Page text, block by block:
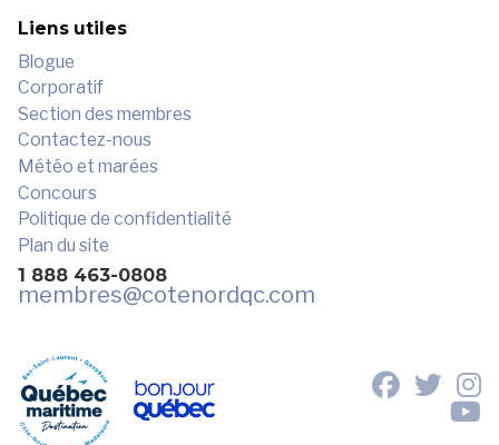
Liens utiles
Blogue
Corporatif
Section des membres
Contactez-nous
Météo et marées
Concours
Politique de confidentialité
Plan du site
1 888 463-0808
membres@cotenordqc.com